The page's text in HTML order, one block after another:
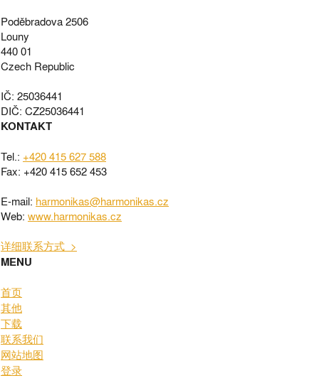
Poděbradova 2506
Louny
440 01
Czech Republic
IČ: 25036441
DIČ: CZ25036441
KONTAKT
Tel.: +420 415 627 588
Fax: +420 415 652 453
E-mail: harmonikas@harmonikas.cz
Web: www.harmonikas.cz
详细联系方式 >
MENU
首页
其他
下载
联系我们
网站地图
登录